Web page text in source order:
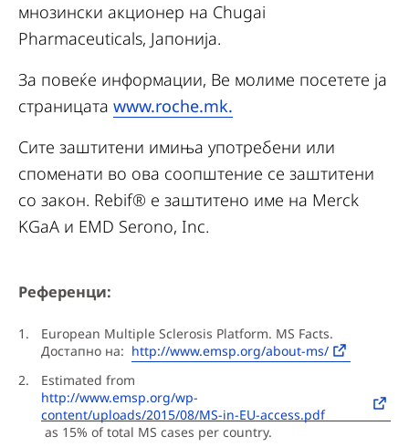
мнозински акционер на Chugai
Pharmaceuticals, Јапонија.
За повеќе информации, Ве молиме посетете ја
страницата www.roche.mk.
Сите заштитени имиња употребени или
споменати во ова соопштение се заштитени
со закон. Rebif® е заштитено име на Merck
KGaA и EMD Serono, Inc.
Референци:
European Multiple Sclerosis Platform. MS Facts.
Достапно на: http://www.emsp.org/about-ms/
Estimated from
http://www.emsp.org/wp-
content/uploads/2015/08/MS-in-EU-access.pdf
as 15% of total MS cases per country.